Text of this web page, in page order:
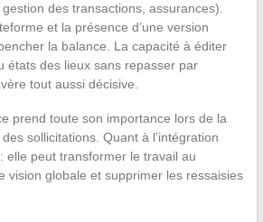
des transactions, assurances).
et la présence d’une version
la balance. La capacité à éditer
états des lieux sans repasser par
tout aussi décisive.
prend toute son importance lors de la
sollicitations. Quant à l’intégration
elle peut transformer le travail au
vision globale et supprimer les ressaisies